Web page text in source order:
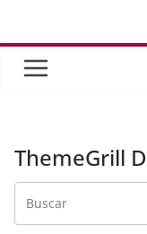
contenido
ThemeGrill